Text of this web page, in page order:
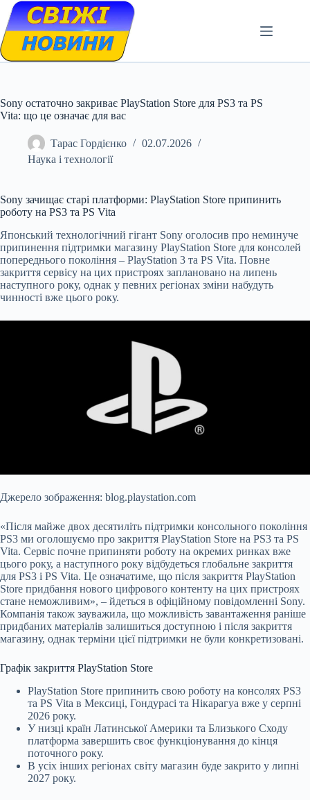
Skip
content
Sony остаточно закриває PlayStation Store для PS3 та PS
Vita: що це означає для вас
Тарас Гордієнко
02.07.2026
Наука і технології
Sony зачищає старі платформи: PlayStation Store припинить
роботу на PS3 та PS Vita
Японський технологічний гігант Sony оголосив про неминуче
припинення підтримки магазину PlayStation Store для консолей
попереднього покоління – PlayStation 3 та PS Vita. Повне
закриття сервісу на цих пристроях заплановано на липень
наступного року, однак у певних регіонах зміни набудуть
чинності вже цього року.
Джерело зображення: blog.playstation.com
«Після майже двох десятиліть підтримки консольного покоління
PS3 ми оголошуємо про закриття PlayStation Store на PS3 та PS
Vita. Сервіс почне припиняти роботу на окремих ринках вже
цього року, а наступного року відбудеться глобальне закриття
для PS3 і PS Vita. Це означатиме, що після закриття PlayStation
Store придбання нового цифрового контенту на цих пристроях
стане неможливим», – йдеться в офіційному повідомленні Sony.
Компанія також зауважила, що можливість завантаження раніше
придбаних матеріалів залишиться доступною і після закриття
магазину, однак терміни цієї підтримки не були конкретизовані.
Графік закриття PlayStation Store
PlayStation Store припинить свою роботу на консолях PS3
та PS Vita в Мексиці, Гондурасі та Нікарагуа вже у серпні
2026 року.
У низці країн Латинської Америки та Близького Сходу
платформа завершить своє функціонування до кінця
поточного року.
В усіх інших регіонах світу магазин буде закрито у липні
2027 року.